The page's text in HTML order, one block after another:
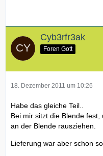
Cyb3rfr3ak
Foren Gott
18. Dezember 2011 um 10:26
Habe das gleiche Teil..
Bei mir sitzt die Blende
an der Blende rausziehen.
Lieferung war aber schon